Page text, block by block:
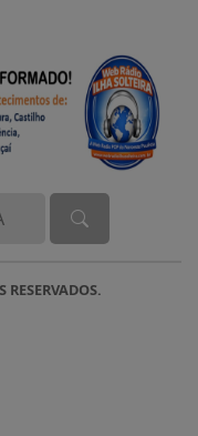
RESERVADOS.